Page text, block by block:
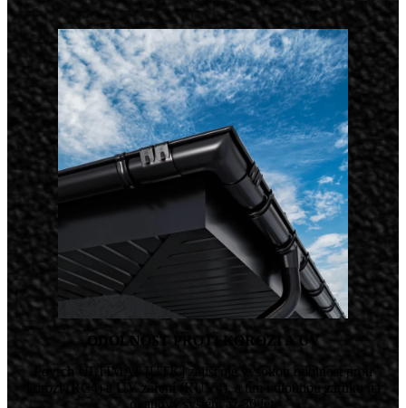
ODOLNOST PROTI KOROZI A UV
Povrch ULTIMAT [UTK] zajišťuje vysokou odolnost proti
korozi (RC4) a UV záření (RUV4), a tím i dlouhou záruku na
okapový systém až 30 let.